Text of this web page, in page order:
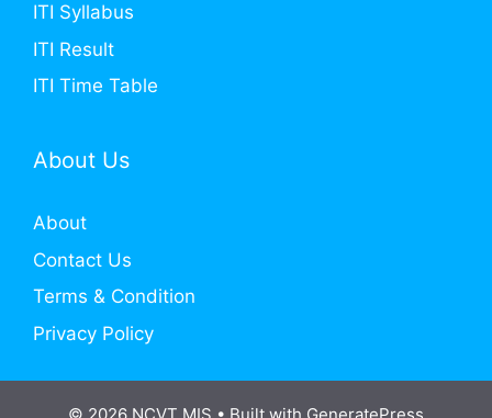
ITI Syllabus
ITI Result
ITI Time Table
About Us
About
Contact Us
Terms & Condition
Privacy Policy